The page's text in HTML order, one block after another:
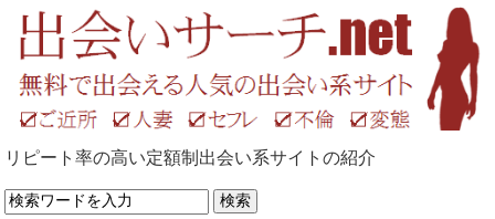
リピート率の高い定額制出会い系サイトの紹介